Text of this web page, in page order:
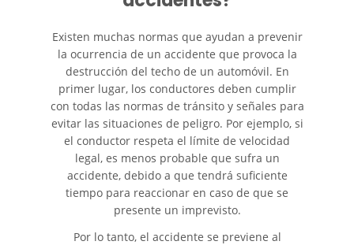
Fallo del Cinturón de
Seguridad
Hundimiento del Techo del
Automóvil
Neumáticos Defectuosos
¿Qué se Debe Hacer Después
de un Accidente?
Existen muchas normas que ayudan a prevenir
la ocurrencia de un accidente que provoca la
destrucción del techo de un automóvil. En
primer lugar, los conductores deben cumplir
con todas las normas de tránsito y señales para
evitar las situaciones de peligro. Por ejemplo, si
el conductor respeta el límite de velocidad
legal, es menos probable que sufra un
accidente, debido a que tendrá suficiente
tiempo para reaccionar en caso de que se
presente un imprevisto.
Por lo tanto, el accidente se previene al